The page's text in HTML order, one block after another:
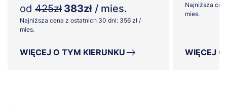
od 425zł 383zł / mies.
Najniższa cena z ostatnich 30 dni: 356 zł /
mies.
WIĘCEJ O TYM KIERUNKU
Najniższa
mies.
WIĘCEJ